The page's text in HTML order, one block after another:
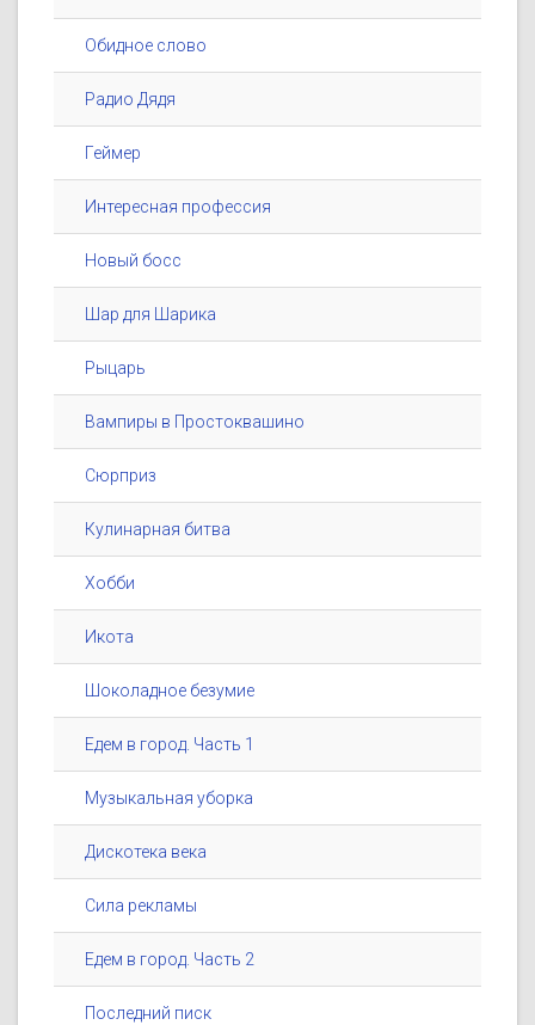
Обидное слово
Радио Дядя
Геймер
Интересная профессия
Новый босс
Шар для Шарика
Рыцарь
Вампиры в Простоквашино
Сюрприз
Кулинарная битва
Хобби
Икота
Шоколадное безумие
Едем в город. Часть 1
Музыкальная уборка
Дискотека века
Сила рекламы
Едем в город. Часть 2
Последний писк